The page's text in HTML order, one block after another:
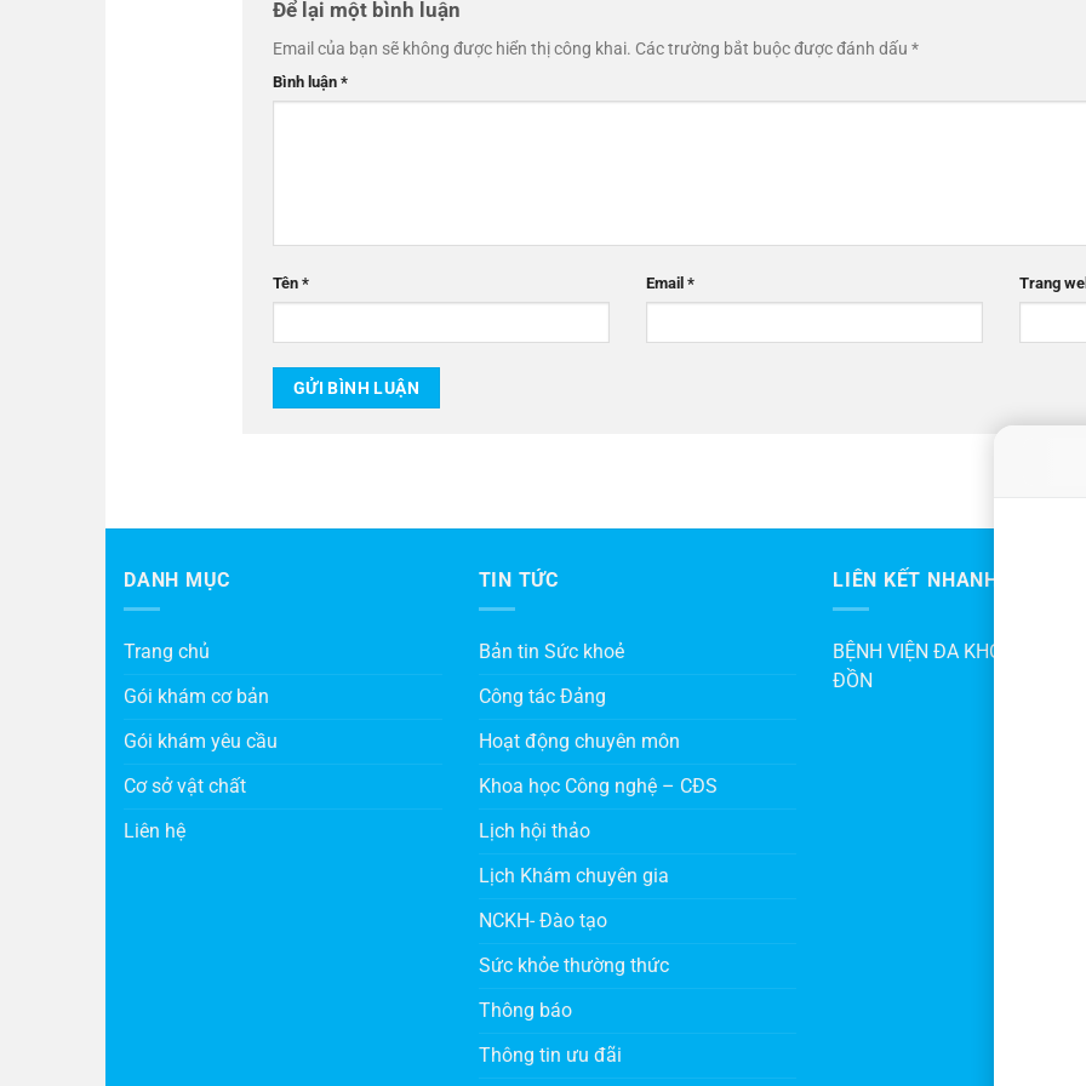
Để lại một bình luận
Email của bạn sẽ không được hiển thị công khai. Các trường bắt buộc được đánh dấu *
Bình luận *
Tên * Email * Trang
DANH MỤC
Trang chủ
Gói khám cơ bản
Gói khám yêu cầu
Cơ sở vật chất
Liên hệ
TIN TỨC
Bản tin Sức khoẻ
Công tác Đảng
Hoạt động chuyên môn
Khoa học Công nghệ – CĐS
Lịch hội thảo
Lịch Khám chuyên gia
NCKH- Đào tạo
Sức khỏe thường thức
Thông báo
Thông tin ưu đãi
LIÊN KẾT NHANH
BỆNH VIỆN ĐA KHOA KHU
ĐỒN